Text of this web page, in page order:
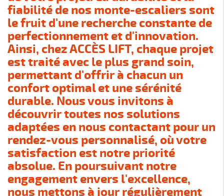
fiabilité de nos monte-escaliers sont
le fruit d'une recherche constante de
perfectionnement et d'innovation.
Ainsi, chez ACCÈS LIFT, chaque projet
est traité avec le plus grand soin,
permettant d'offrir à chacun un
confort optimal et une sérénité
durable. Nous vous invitons à
découvrir toutes nos solutions
adaptées en nous contactant pour un
rendez-vous personnalisé, où votre
satisfaction est notre priorité
absolue. En poursuivant notre
engagement envers l'excellence,
nous mettons à jour régulièrement